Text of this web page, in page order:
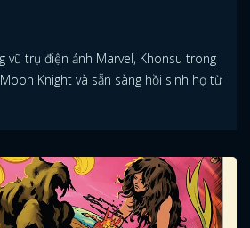
vũ trụ điện ảnh Marvel, Khonsu trong
Knight và sẵn sàng hồi sinh họ từ